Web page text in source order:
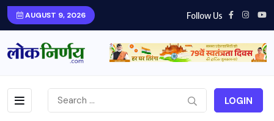
AUGUST 9, 2026 Follow Us
LOGIN